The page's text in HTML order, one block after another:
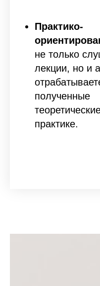
Практико-
не только
лекции, но и
полученные
практике.